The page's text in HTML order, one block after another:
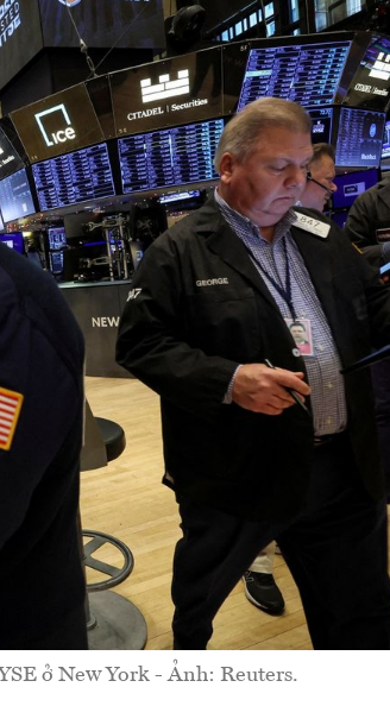
ở New York - Ảnh: Reuters.